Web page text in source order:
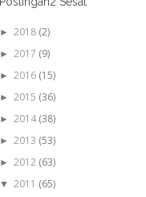
►2018 (2)
►2017 (9)
►2016 (15)
►2015 (36)
►2014 (38)
►2013 (53)
►2012 (63)
▼2011 (65)